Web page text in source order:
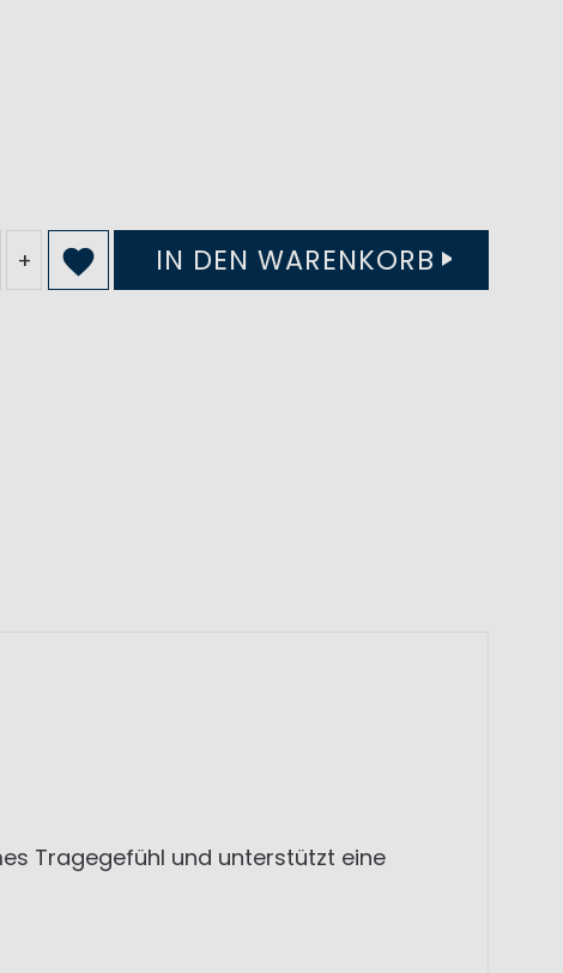
+ IN DEN WARENKORB
Tragegefühl und unterstützt eine